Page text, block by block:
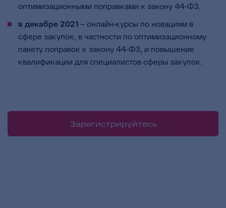
оптимизационными поправками к закону 44-ФЗ.
в декабре 2021 – онлайн-курсы по новациям в
сфере закупок, в частности по оптимизационному
пакету поправок к закону 44-ФЗ, и повышение
квалификации для специалистов сферы закупок.
Зарегистрируйтесь